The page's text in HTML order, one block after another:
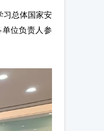
习总体国家安
位负责人参